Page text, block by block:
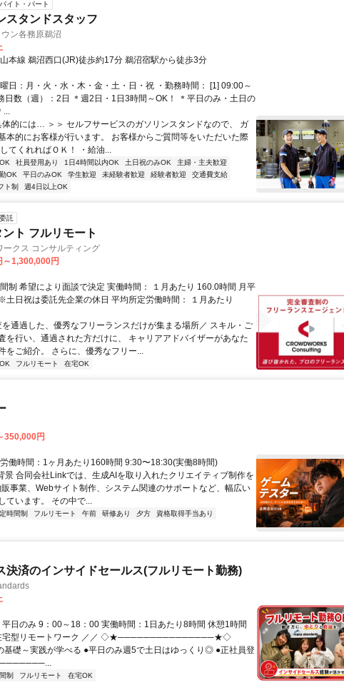
イト・パート
スタンドスタッフ
ン各務原鵜沼
本線 鵜沼西口(JR)徒歩約17分 鵜沼宿駅から徒歩3分
日：月・火・水・木・金・土・日・祝 ・勤務時間： [1] 09:00～
日数（週）：2日 ＊週2日・1日3時間～OK！ ＊平日のみ・土日の
...
体的には… ＞＞ セルフサービスのガソリンスタンドなので、 ガ
本的にお客様が行います。 お客様からご質問等をいただいた際
てくれればＯＫ！ ・給油...
社員登用あり 1日4時間以内OK 土日祝のみOK
主婦・主夫歓迎
OK 平日のみOK 学生歓迎 未経験者歓迎 経験者歓迎
交通費支給
ト制 週4日以上OK
託
ト フルリモート
ークス コンサルティング
1,300,000円
制 希望により面談で決定 実働時間： １月あたり 160.0時間 月平
日祝は委託先企業の休日 平均所定労働時間： １月あたり
通過した、優秀なフリーランスだけが集まる場所／ スキル・ご
を行い、通過された方だけに、 キャリアアドバイザーがあなた
をご紹介。 さらに、優秀なフリー...
フルリモート 在宅OK
350,000円
働時間：1ヶ月あたり160時間 9:30〜18:30(実働8時間)
景 合同会社Linkでは、生成AIを取り入れたクリエイティブ制作を
事業、Webサイト制作、システム関連のサポートなど、幅広い
ています。 その中で...
時間制 フルリモート 午前 研修あり 夕方
資格取得手当あり
決済のインサイドセールス(フルリモート勤務)
日のみ 9：00～18：00 実働時間：1日あたり8時間 休憩1時間
宅型リモートワーク ／／ ◇★───────────────★◇
基礎～実践が学べる ●平日のみ週5で土日はゆっくり◎ ●正社員登
制 フルリモート 在宅OK